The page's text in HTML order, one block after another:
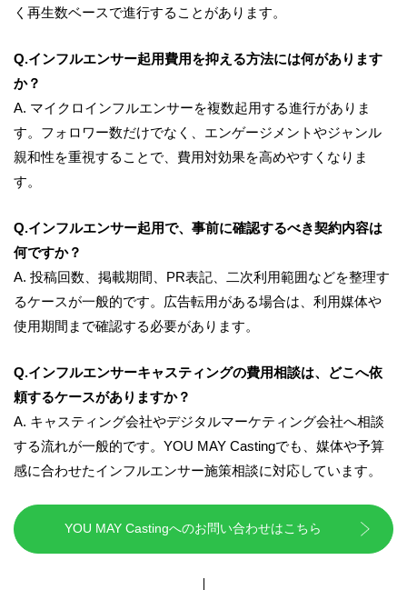
く再生数ベースで進行することがあります。
Q.インフルエンサー起用費用を抑える方法には何があります
か？
A. マイクロインフルエンサーを複数起用する進行がありま
す。フォロワー数だけでなく、エンゲージメントやジャンル
親和性を重視することで、費用対効果を高めやすくなりま
す。
Q.インフルエンサー起用で、事前に確認するべき契約内容は
何ですか？
A. 投稿回数、掲載期間、PR表記、二次利用範囲などを整理す
るケースが一般的です。広告転用がある場合は、利用媒体や
使用期間まで確認する必要があります。
Q.インフルエンサーキャスティングの費用相談は、どこへ依
頼するケースがありますか？
A. キャスティング会社やデジタルマーケティング会社へ相談
する流れが一般的です。YOU MAY Castingでも、媒体や予算
感に合わせたインフルエンサー施策相談に対応しています。
YOU MAY Castingへのお問い合わせはこちら